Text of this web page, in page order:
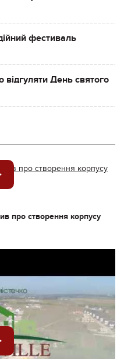
фестиваль
День святого
про створення корпусу